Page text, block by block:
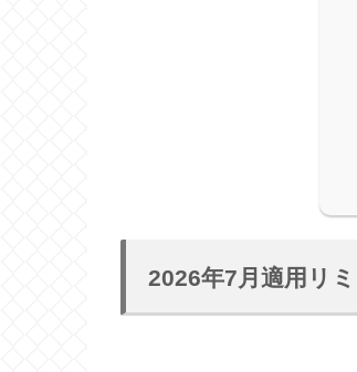
2026年7月適用リ